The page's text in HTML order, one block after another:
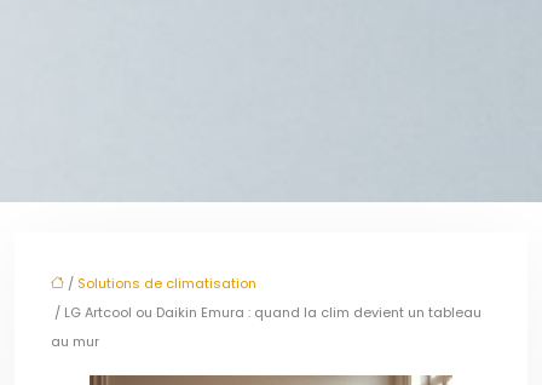
/ Solutions de climatisation
/ LG Artcool ou Daikin Emura : quand la clim devient un tableau
au mur